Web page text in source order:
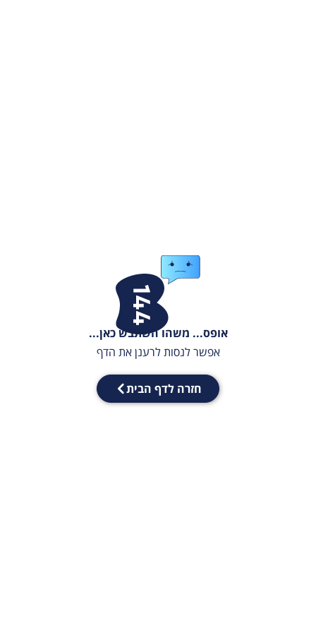
אופס... משהו השתבש כאן...
אפשר לנסות לרענן את הדף
חזרה לדף הבית